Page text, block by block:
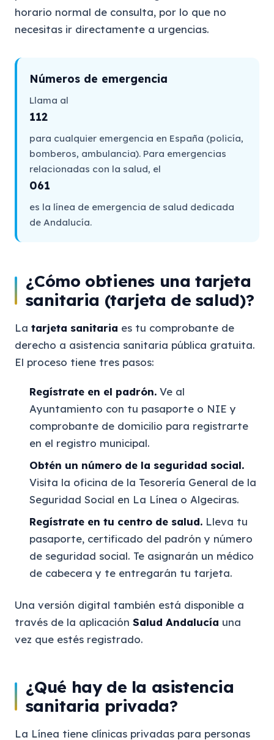
horario normal de consulta, por lo que no
necesitas ir directamente a urgencias.
Números de emergencia
Llama al
112
para cualquier emergencia en España (policía,
bomberos, ambulancia). Para emergencias
relacionadas con la salud, el
061
es la línea de emergencia de salud dedicada
de Andalucía.
¿Cómo obtienes una tarjeta
sanitaria (tarjeta de salud)?
La tarjeta sanitaria es tu comprobante de
derecho a asistencia sanitaria pública gratuita.
El proceso tiene tres pasos:
Regístrate en el padrón. Ve al
Ayuntamiento con tu pasaporte o NIE y
comprobante de domicilio para registrarte
en el registro municipal.
Obtén un número de la seguridad social.
Visita la oficina de la Tesorería General de la
Seguridad Social en La Línea o Algeciras.
Regístrate en tu centro de salud. Lleva tu
pasaporte, certificado del padrón y número
de seguridad social. Te asignarán un médico
de cabecera y te entregarán tu tarjeta.
Una versión digital también está disponible a
través de la aplicación Salud Andalucía una
vez que estés registrado.
¿Qué hay de la asistencia
sanitaria privada?
La Línea tiene clínicas privadas para personas